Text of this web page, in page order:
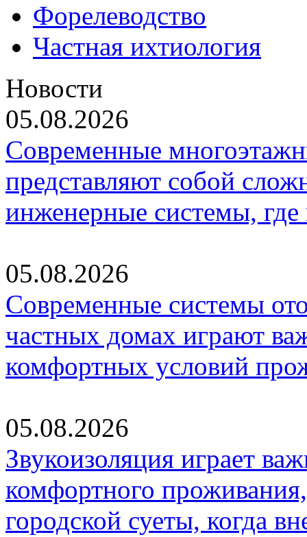
Форелеводство
Частная ихтиология
Новости
05.08.2026
Современные
представляют собой
инженерные системы,
05.08.2026
Современные системы
частных домах играют
комфортных условий
05.08.2026
Звукоизоляция играет
комфортного
городской суеты, когда